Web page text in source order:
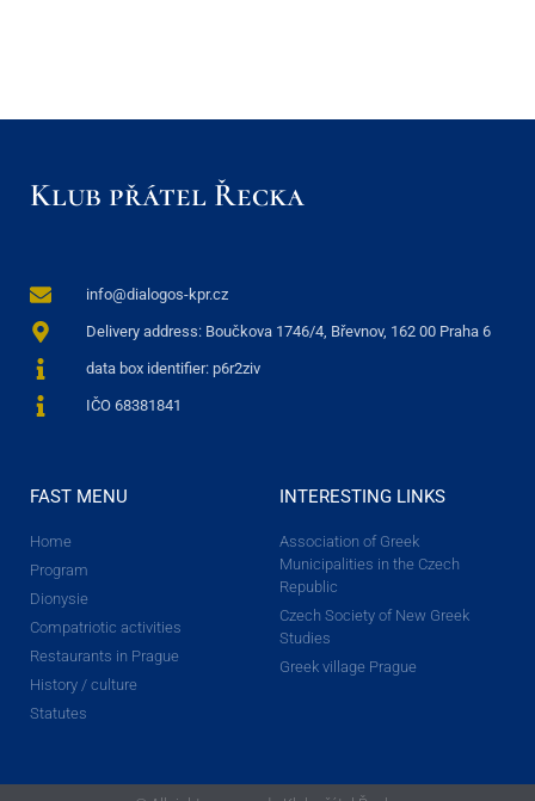
Klub přátel Řecka
info@dialogos-kpr.cz
Delivery address: Boučkova 1746/4, Břevnov, 162 00 Praha 6
data box identifier: p6r2ziv
IČO 68381841
FAST MENU
Home
Program
Dionysie
Compatriotic activities
Restaurants in Prague
History / culture
Statutes
INTERESTING LINKS
Association of Greek
Municipalities in the Czech
Republic
Czech Society of New Greek
Studies
Greek village Prague